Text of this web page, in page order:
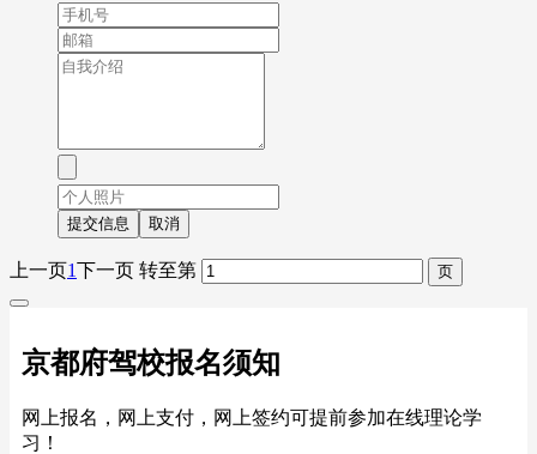
提交信息 取消
上一页1下一页 转至第
京都府驾校报名须知
网上报名，网上支付，网上签约可提前参加在线理论学
习！